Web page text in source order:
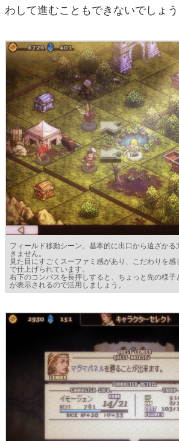
わして進むこともできないでしょう
フィールド移動シーン。基本的に出口から遠ざか
きません。
見た目にすごくスーファミ感があり、こだわりを感
で仕上げられています。
右下のコンパスを長押しすると、ちょっと先の様子
が表示されるので活用しましょう。